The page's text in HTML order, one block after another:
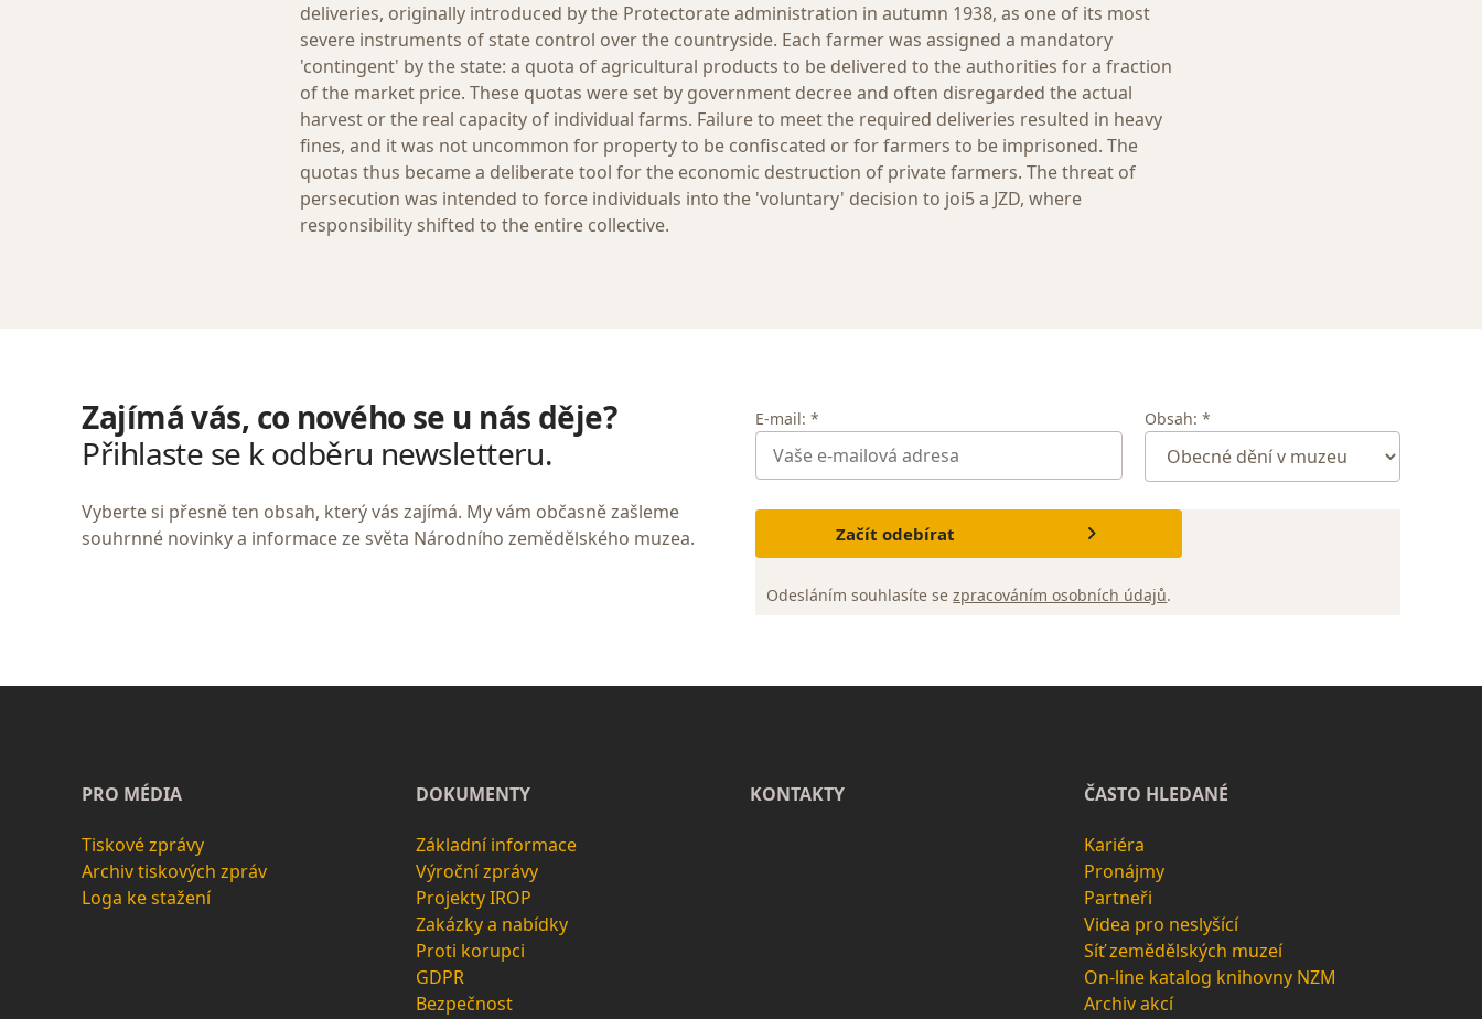
deliveries, originally introduced by the Protectorate administration in autumn 1938, as one of its most
severe instruments of state control over the countryside. Each farmer was assigned a mandatory
'contingent' by the state: a quota of agricultural products to be delivered to the authorities for a fraction
of the market price. These quotas were set by government decree and often disregarded the actual
harvest or the real capacity of individual farms. Failure to meet the required deliveries resulted in heavy
fines, and it was not uncommon for property to be confiscated or for farmers to be imprisoned. The
quotas thus became a deliberate tool for the economic destruction of private farmers. The threat of
persecution was intended to force individuals into the 'voluntary' decision to joi5 a JZD, where
responsibility shifted to the entire collective.
Zajímá vás, co nového se u nás děje?
Přihlaste se k odběru newsletteru.
Vyberte si přesně ten obsah, který vás zajímá. My vám občasně zašleme
souhrnné novinky a informace ze světa Národního zemědělského muzea.
E-mail: * Obsah: *
Začít odebírat
Odesláním souhlasíte sezpracováním osobních údajů.
PRO MÉDIA
Tiskové zprávy
Archiv tiskových zpráv
Loga ke stažení
DOKUMENTY
Základní informace
Výroční zprávy
Projekty IROP
Zakázky a nabídky
Proti korupci
GDPR
Bezpečnost
KONTAKTY ČASTO HLEDANÉ
Kariéra
Pronájmy
Partneři
Videa pro neslyšící
Síť zemědělských muzeí
On-line katalog knihovny NZM
Archiv akcí